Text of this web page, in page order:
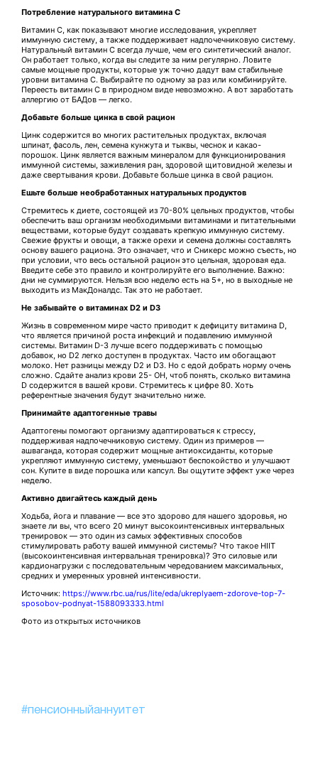
Потребление натурального витамина С
Витамин С, как показывают многие исследования, укрепляет
иммунную систему, а также поддерживает надпочечниковую систему.
Натуральный витамин С всегда лучше, чем его синтетический аналог.
Он работает только, когда вы следите за ним регулярно. Ловите
самые мощные продукты, которые уж точно дадут вам стабильные
уровни витамина С. Выбирайте по одному за раз или комбинируйте.
Переесть витамин С в природном виде невозможно. А вот заработать
аллергию от БАДов — легко.
Добавьте больше цинка в свой рацион
Цинк содержится во многих растительных продуктах, включая
шпинат, фасоль, лен, семена кунжута и тыквы, чеснок и какао-
порошок. Цинк является важным минералом для функционирования
иммунной системы, заживления ран, здоровой щитовидной железы и
даже свертывания крови. Добавьте больше цинка в свой рацион.
Ешьте больше необработанных натуральных продуктов
Стремитесь к диете, состоящей из 70-80% цельных продуктов, чтобы
обеспечить ваш организм необходимыми витаминами и питательными
веществами, которые будут создавать крепкую иммунную систему.
Свежие фрукты и овощи, а также орехи и семена должны составлять
основу вашего рациона. Это означает, что и Сникерс можно съесть, но
при условии, что весь остальной рацион это цельная, здоровая еда.
Введите себе это правило и контролируйте его выполнение. Важно:
дни не суммируются. Нельзя всю неделю есть на 5+, но в выходные не
выходить из МакДоналдс. Так это не работает.
Не забывайте о витаминах D2 и D3
Жизнь в современном мире часто приводит к дефициту витамина D,
что является причиной роста инфекций и подавлению иммунной
системы. Витамин D-3 лучше всего поддерживать с помощью
добавок, но D2 легко доступен в продуктах. Часто им обогащают
молоко. Нет разницы между D2 и D3. Но с едой добрать норму очень
сложно. Сдайте анализ крови 25- ОН, чтоб понять, сколько витамина
D содержится в вашей крови. Стремитесь к цифре 80. Хоть
референтные значения будут значительно ниже.
Принимайте адаптогенные травы
Адаптогены помогают организму адаптироваться к стрессу,
поддерживая надпочечниковую систему. Один из примеров —
ашваганда, которая содержит мощные антиоксиданты, которые
укрепляют иммунную систему, уменьшают беспокойство и улучшают
сон. Купите в виде порошка или капсул. Вы ощутите эффект уже через
неделю.
Активно двигайтесь каждый день
Ходьба, йога и плавание — все это здорово для нашего здоровья, но
знаете ли вы, что всего 20 минут высокоинтенсивных интервальных
тренировок — это один из самых эффективных способов
стимулировать работу вашей иммунной системы? Что такое HIIT
(высокоинтенсивная интервальная тренировка)? Это силовые или
кардионагрузки с последовательным чередованием максимальных,
средних и умеренных уровней интенсивности.
Источник: https://www.rbc.ua/rus/lite/eda/ukreplyaem-zdorove-top-7-
sposobov-podnyat-1588093333.html
Фото из открытых источников
#пенсионныйаннуитет